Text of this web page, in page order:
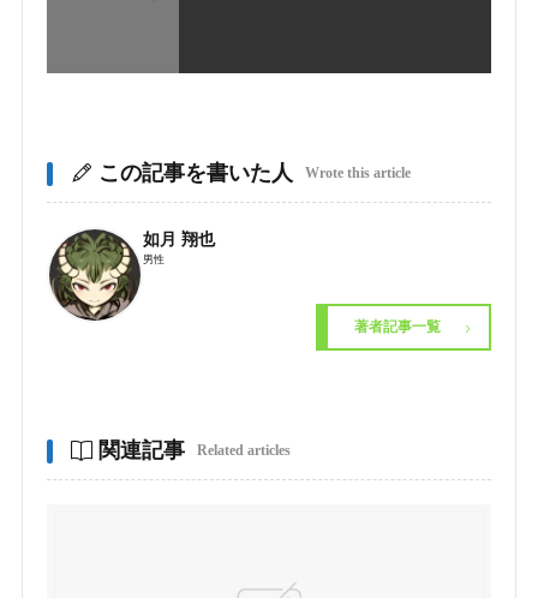
この記事を書いた人 Wrote this article
如月 翔也
男性
著者記事一覧
関連記事 Related articles